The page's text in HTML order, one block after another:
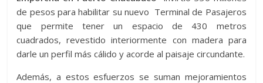
de pesos para habilitar su nuevo Terminal de Pasajeros
que permite tener un espacio de 430 metros
cuadrados, revestido interiormente con madera para
darle un perfil más cálido y acorde al paisaje circundante.
Además, a estos esfuerzos se suman mejoramientos